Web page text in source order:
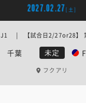
2027.02.27[土]
千葉 未定
J1 | 【試合日2/27or28】
フクアリ